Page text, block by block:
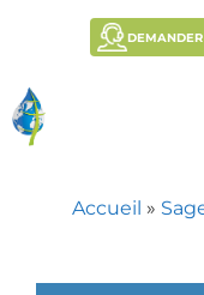
Accueil »